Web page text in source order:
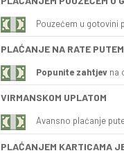
Pouzećem u gotovini
PLAĆANJE NA RATE
Popunite zahtjev na
VIRMANSKOM UPLATOM
Avansno plaćanje
PLAĆANJEM KARTICAMA